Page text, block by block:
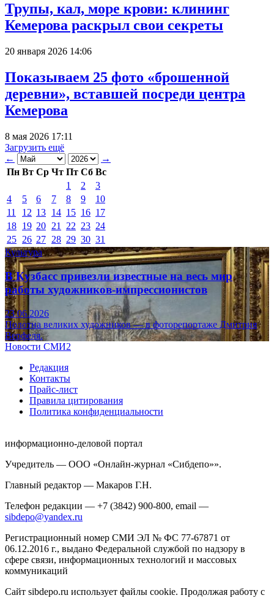
Трупы, кал, море крови: клининг
Кемерова раскрыл свои секреты
20 января 2026 14:06
Показываем 25 фото «брошенной
деревни», вставшей посреди центра
Кемерова
8 мая 2026 17:11
Загрузить ещё
←
→
Пн Вт Ср Чт Пт Сб Вс
1
2
3
4
5 6 7 8 9
10
11
12 13 14 15 16 17
18 19 20 21 22 23 24
25 26 27 28 29 30 31
Культура
В Кузбасс привезли известные на весь мир
работы художников-импрессионистов
23.06.2026
Полотна великих художников — в фоторепортаже Дмитрия
Верфеля.
Новости СМИ2
Редакция
Контакты
Прайс-лист
Правила цитирования
Политика конфиденциальности
информационно-деловой портал
Учредитель — ООО «Онлайн-журнал «Сибдепо»».
Главный редактор — Макаров Г.Н.
Телефон редакции — +7 (3842) 900-800, email —
sibdepo@yandex.ru
Регистрационный номер СМИ ЭЛ № ФС 77-67871 от
06.12.2016 г., выдано Федеральной службой по надзору в
сфере связи, информационных технологий и массовых
коммуникаций
Сайт sibdepo.ru использует файлы cookie. Продолжая работу с